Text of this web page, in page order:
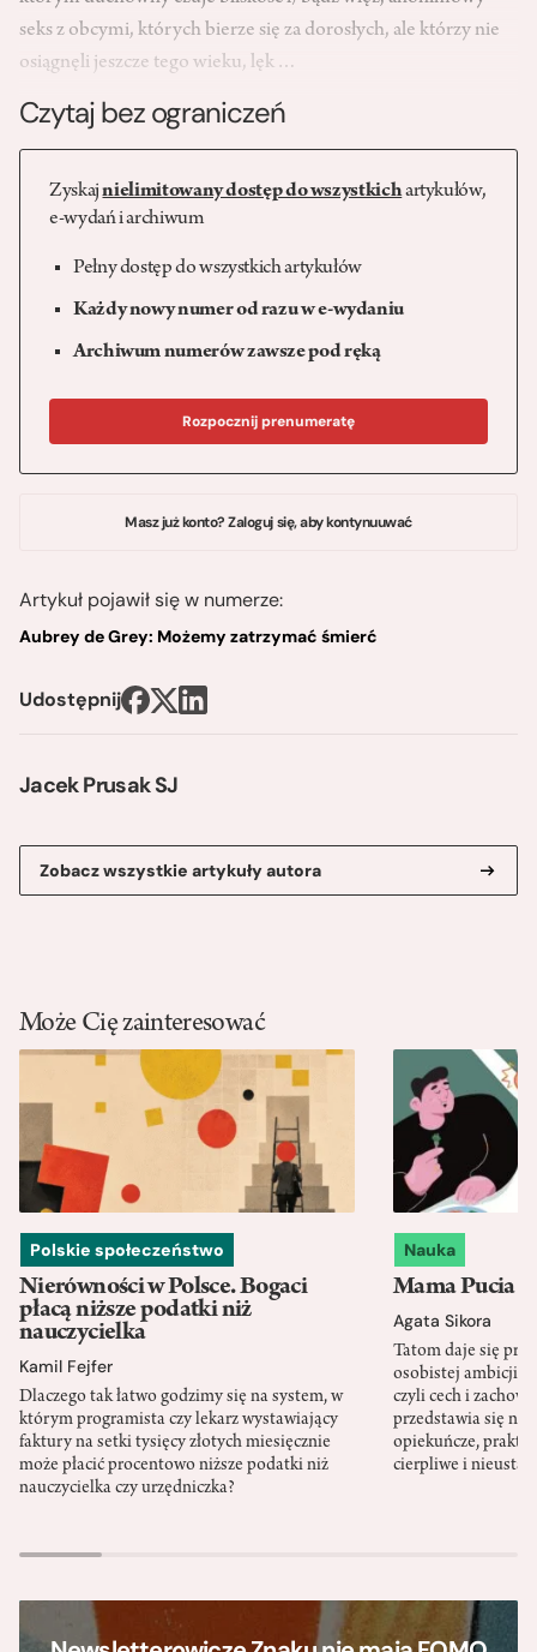
Jacek Prusak SJ
Zobacz wszystkie artykuły autora
seks z obcymi, których bierze się za dorosłych, ale którzy nie
osiągnęli jeszcze tego wieku, lęk…
Czytaj bez ograniczeń
Zyskajnielimitowany dostęp do wszystkichartykułów,
e-wydań i archiwum
Pełny dostęp do wszystkich artykułów
Każdy nowy numer od razu w e-wydaniu
Archiwum numerów zawsze pod ręką
Rozpocznij prenumeratę
Masz już konto? Zaloguj się, aby kontynuuwać
Artykuł pojawił się w numerze:
Aubrey de Grey: Możemy zatrzymać śmierć
Udostępnij
Może Cię zainteresować
Polskie społeczeństwo
Nierówności w Polsce. Bogaci
płacą niższe podatki niż
nauczycielka
Kamil Fejfer
Dlaczego tak łatwo godzimy się na system, w
którym programista czy lekarz wystawiający
faktury na setki tysięcy złotych miesięcznie
może płacić procentowo niższe podatki niż
nauczycielka czy urzędniczka?
Nauka
Mama Pucia
Agata Sikora
Tatom daje się
osobistej ambicji,
czyli cech i
przedstawia się
opiekuńcze,
cierpliwe i